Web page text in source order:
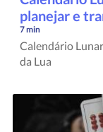
planejar e
7 min
Calendário
da Lua